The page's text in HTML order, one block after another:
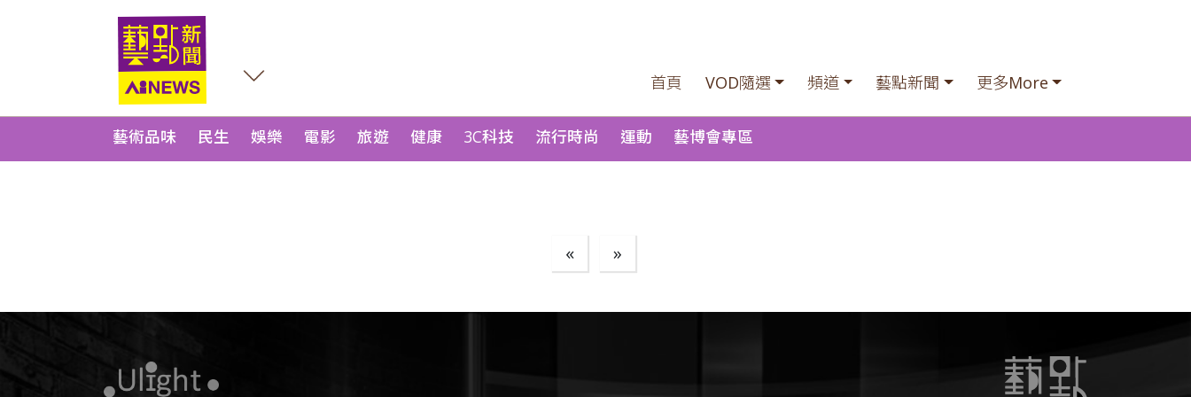
首頁 VOD隨選 頻道 藝點新聞 更多More
藝術品味 民生 娛樂 電影 旅遊 健康 3C科技 流行時尚 運動 藝博會專區
« »